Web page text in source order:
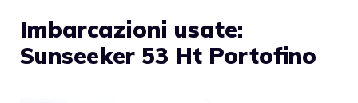
Imbarcazioni usate:
Sunseeker 53 Ht Portofino